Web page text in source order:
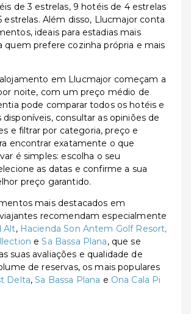
de 3 estrelas, 9 hotéis de 4 estrelas
estrelas. Além disso, Llucmajor conta
ideais para estadias mais
quem prefere cozinha própria e mais
em Llucmajor começam a
noite, com um preço médio de
pode comparar todos os hotéis e
consultar as opiniões de
e filtrar por categoria, preço e
encontrar exatamente o que
é simples: escolha o seu
as datas e confirme a sua
preço garantido.
mais destacados em
recomendam especialmente
Alt, Hacienda Son Antem Golf Resort,
eSa Bassa Plana, que se
suas avaliações e qualidade de
de reservas, os mais populares
Delta,Sa Bassa Plana e Ona Cala Pi